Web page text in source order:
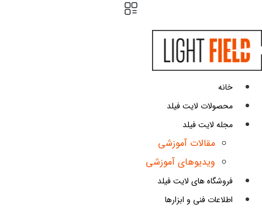
خانه
محصولات لایت فیلد
مجله لایت فیلد
مقالات آموزشی
ویدیوهای آموزشی
فروشگاه های لایت فیلد
اطلاعات فنی و ابزارها